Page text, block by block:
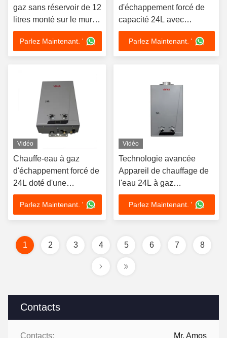
Contacts
Contacts: Mr. Amos
gaz sans réservoir de 12
litres monté sur le mur
avec alimentation en
110 V
Parlez Maintenant. '
d'échappement forcé de
capacité 24L avec
allumage électronique
pour une eau chaude sûre
et efficace
Parlez Maintenant. '
Vidéo
Chauffe-eau à gaz
d'échappement forcé de
24L doté d'une
technologie de pointe
Parlez Maintenant. '
Vidéo
Technologie avancée
Appareil de chauffage de
l'eau 24L à gaz
d'échappement
Parlez Maintenant. '
1 2 3 4 5 6 7 8